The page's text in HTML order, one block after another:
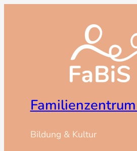
Bildung & Kultur